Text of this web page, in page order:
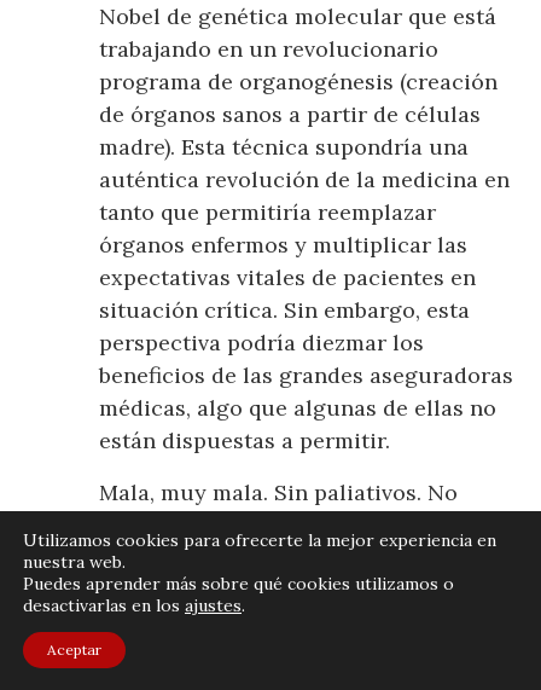
Nobel de genética molecular que está
trabajando en un revolucionario
programa de organogénesis (creación
de órganos sanos a partir de células
madre). Esta técnica supondría una
auténtica revolución de la medicina en
tanto que permitiría reemplazar
órganos enfermos y multiplicar las
expectativas vitales de pacientes en
situación crítica. Sin embargo, esta
perspectiva podría diezmar los
beneficios de las grandes aseguradoras
médicas, algo que algunas de ellas no
están dispuestas a permitir.
Mala, muy mala. Sin paliativos. No
Murakami, H. (2014), Underground.
Barcelona: Tusquets, 557 p.
El ataque con gas sarín que se produjo
Utilizamos cookies para ofrecerte la mejor experiencia en
nuestra web.
Puedes aprender más sobre qué cookies utilizamos o
desactivarlas en los ajustes.
Aceptar